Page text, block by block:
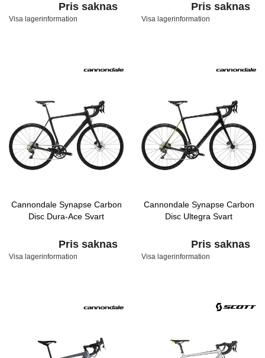
Pris saknas
Visa lagerinformation
Pris saknas
Visa lagerinformation
Cannondale Synapse Carbon
Disc Dura-Ace Svart
Pris saknas
Visa lagerinformation
Cannondale Synapse Carbon
Disc Ultegra Svart
Pris saknas
Visa lagerinformation